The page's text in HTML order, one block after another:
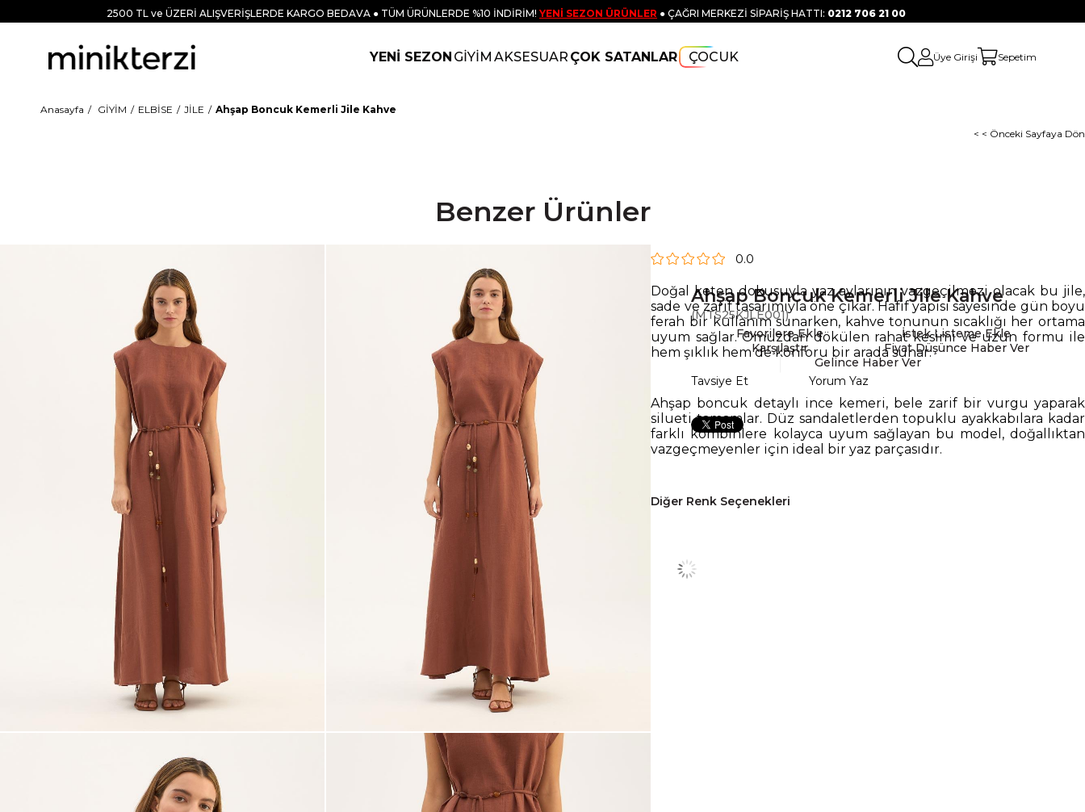
2500 TL ve ÜZERİ ALIŞVERİŞLERDE KARGO BEDAVA ● TÜM ÜRÜNLERDE %10 İNDİRİM! YENİ SEZON ÜRÜNLER ● ÇAĞRI MERKEZİ SİPARİŞ HATTI: 0212 706 21 00
YENİ SEZON GİYİM AKSESUAR ÇOK SATANLAR ÇOCUK Üye Girişi Sepetim
Anasayfa GİYİM ELBİSE JİLE
Ahşap Boncuk Kemerli Jile Kahve
< < Önceki Sayfaya Dön
Benzer Ürünler
Ahşap Boncuk Kemerli Jile Kahve
(MTS25KJLE001)
0.0
Doğal keten dokusuyla yaz aylarının vazgeçilmezi olacak bu jile,
sade ve zarif tasarımıyla öne çıkar. Hafif yapısı sayesinde gün boyu
ferah bir kullanım sunarken, kahve tonunun sıcaklığı her ortama
uyum sağlar. Omuzdan dökülen rahat kesimi ve uzun formu ile
hem şıklık hem de konforu bir arada sunar.
Ahşap boncuk detaylı ince kemeri, bele zarif bir vurgu yaparak
silueti tamamlar. Düz sandaletlerden topuklu ayakkabılara kadar
farklı kombinlere kolayca uyum sağlayan bu model, doğallıktan
vazgeçmeyenler için ideal bir yaz parçasıdır.
Diğer Renk Seçenekleri
Favorilere Ekle
İstek Listeme Ekle
Karşılaştır
Fiyat Düşünce Haber Ver
Gelince Haber Ver
Tavsiye Et
Yorum Yaz